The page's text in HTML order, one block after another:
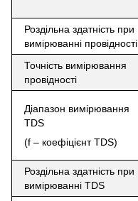
Роздільна здатність при
вимірюванні провідності
Точність вимірювання
провідності
Діапазон вимірювання
TDS
(f – коефіцієнт TDS)
Роздільна здатність при
вимірюванні TDS